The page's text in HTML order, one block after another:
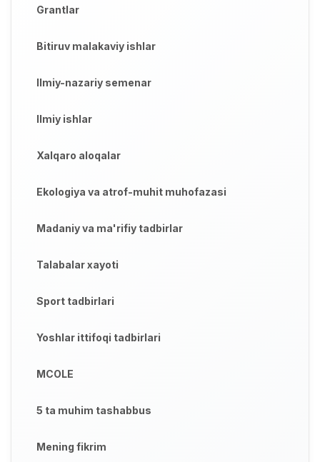
Grantlar
Bitiruv malakaviy ishlar
Ilmiy-nazariy semenar
Ilmiy ishlar
Xalqaro aloqalar
Ekologiya va atrof-muhit muhofazasi
Madaniy va ma'rifiy tadbirlar
Talabalar xayoti
Sport tadbirlari
Yoshlar ittifoqi tadbirlari
MCOLE
5 ta muhim tashabbus
Mening fikrim